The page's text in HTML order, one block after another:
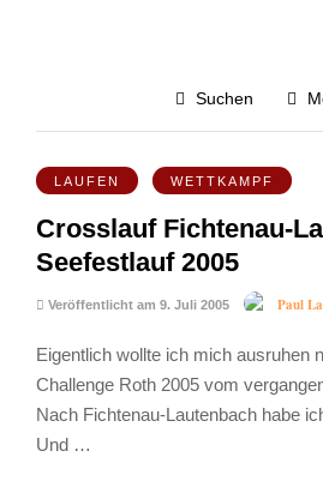
Suchen
LAUFEN WETTKAMPF
Crosslauf Fichtenau-
Seefestlauf 2005
Veröffentlicht am 9. Juli 2005 Paul
Eigentlich wollte ich mich ausruhen
Challenge Roth 2005 vom
Nach Fichtenau-Lautenbach habe
Und …